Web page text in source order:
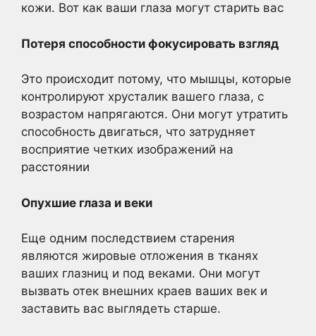
кожи. Вот как ваши глаза могут старить вас
Потеря способности фокусировать взгляд
Это происходит потому, что мышцы, которые
контролируют хрусталик вашего глаза, с
возрастом напрягаются. Они могут утратить
способность двигаться, что затрудняет
восприятие четких изображений на
расстоянии
Опухшие глаза и веки
Еще одним последствием старения
являются жировые отложения в тканях
ваших глазниц и под веками. Они могут
вызвать отек внешних краев ваших век и
заставить вас выглядеть старше.